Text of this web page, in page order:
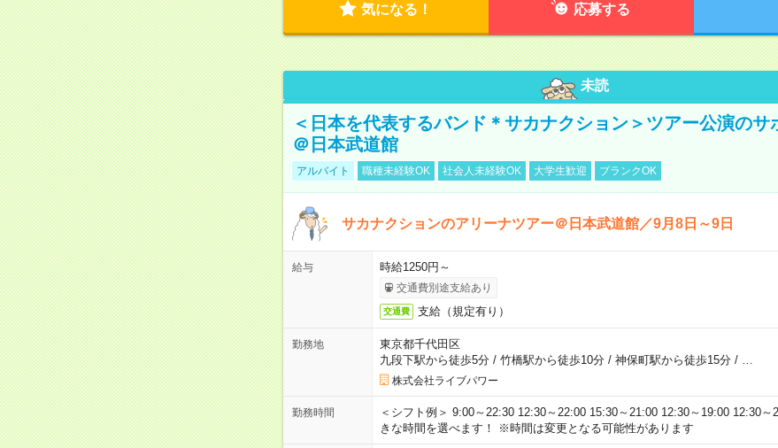
気になる！ 応募する
未読
＜日本を代表するバンド＊サカナクション＞ツアー公演のサ
＠日本武道館
アルバイト 職種未経験OK 社会人未経験OK 大学生歓迎 ブランクOK
サカナクションのアリーナツアー＠日本武道館／9月8日～9日
給与 時給1250円～
交通費別途支給あり
交通費 支給（規定有り）
勤務地
東京都千代田区
九段下駅から徒歩5分/ 竹橋駅から徒歩10分/ 神保町駅から徒歩15分/
株式会社ライブパワー
勤務時間
＜シフト例＞ 9:00～22:30 12:30～22:00 15:30～21:00 12:30～19:00 12:30
きな時間を選べます！ ※時間は変更となる可能性があります